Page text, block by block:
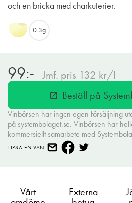
och en bricka med charkuterier.
0.3g
99:- Jmf. pris 132 kr/l
open_in_new Beställ på
Vinbörsen har ingen egen försäljning
på systembolaget.se. Vinbörsen har
kommersiellt samarbete med
TIPSA EN VÄN
Vårt
Externa